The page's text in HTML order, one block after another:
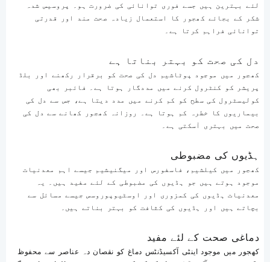
لئے بہترین ہیں جسے فوری توانائی کی ضرورت ہو۔ پروسیس شدہ
شکر کے بجائے کھجور کا استعمال زیادہ صحت مند اور قدرتی
توانائی فراہم کرتا ہے۔
دل کی صحت کو بہتر بناتا ہے
کھجور میں موجود پوٹاشیم دل کی صحت کو برقرار رکھنے اور بلڈ
پریشر کو کنٹرول کرنے میں مددگار ہوتا ہے۔ فائبر بھی
کولیسٹرول کی سطح کو کم کرنے میں مدد دیتا ہے، جس سے دل کی
بیماریوں کا خطرہ کم ہوتا ہے۔ روزانہ کھجور کھانے سے دل کی
صحت میں بہتری آسکتی ہے۔
ہڈیوں کی مضبوطی
کھجور میں کیلشیم، فاسفورس اور میگنیشیم جیسے اہم معدنیات
موجود ہوتے ہیں جو ہڈیوں کی مضبوطی کے لئے مفید ہیں۔ یہ
معدنیات ہڈیوں کی کمزوری اور اوسٹیوپوروسس جیسے مسائل سے
بچاتے ہیں اور ہڈیوں کی کثافت کو بہتر بناتے ہیں۔
دماغی صحت کے لئے مفید